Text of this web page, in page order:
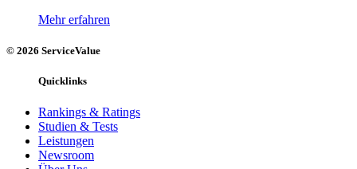
Mehr erfahren
© 2026 ServiceValue
Quicklinks
Rankings & Ratings
Studien & Tests
Leistungen
Newsroom